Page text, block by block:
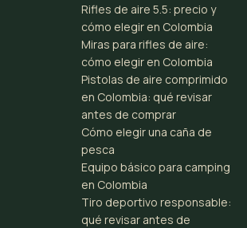
Rifles de aire 5.5: precio y
cómo elegir en Colombia
Miras para rifles de aire:
cómo elegir en Colombia
Pistolas de aire comprimido
en Colombia: qué revisar
antes de comprar
Cómo elegir una caña de
pesca
Equipo básico para camping
en Colombia
Tiro deportivo responsable:
qué revisar antes de